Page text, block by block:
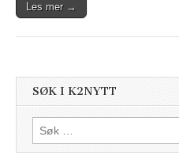
Les mer →
SØK I K2NYTT
Søk
etter: